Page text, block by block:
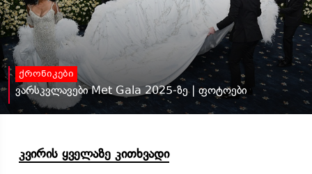
ქრონიკები
ვარსკვლავები Met Gala 2025-ზე | ფოტოები
კვირის ყველაზე კითხვადი